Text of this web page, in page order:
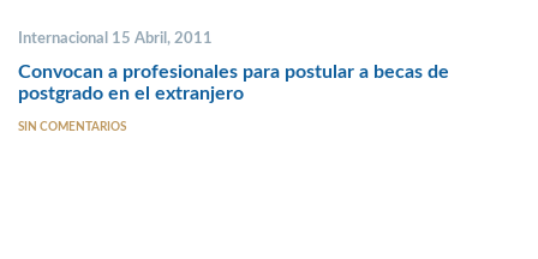
Internacional 15 Abril, 2011
Convocan a profesionales para postular a becas de
postgrado en el extranjero
SIN COMENTARIOS